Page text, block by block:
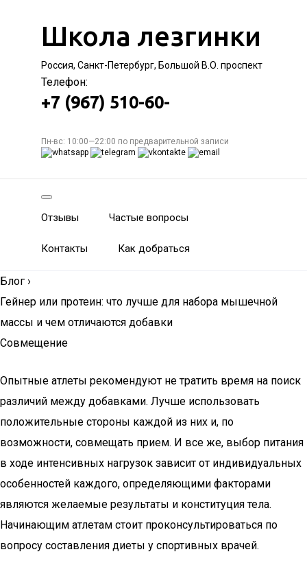
Школа лезгинки
Россия, Санкт-Петербург, Большой В.О. проспект
Телефон:
+7 (967) 510-60-
Пн-вс: 10:00—22:00 по предварительной записи
Отзывы Частые вопросы
Контакты Как добраться
Блог ›
Гейнер или протеин: что лучше для набора мышечной
массы и чем отличаются добавки
Совмещение
Опытные атлеты рекомендуют не тратить время на поиск
различий между добавками. Лучше использовать
положительные стороны каждой из них и, по
возможности, совмещать прием. И все же, выбор питания
в ходе интенсивных нагрузок зависит от индивидуальных
особенностей каждого, определяющими факторами
являются желаемые результаты и конституция тела.
Начинающим атлетам стоит проконсультироваться по
вопросу составления диеты у спортивных врачей.